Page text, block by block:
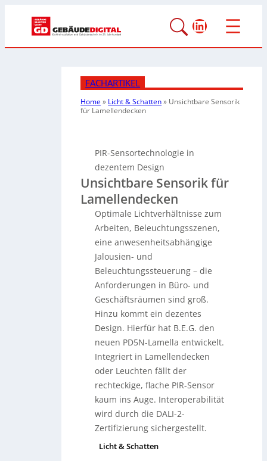
LinkedIn
FACHARTIKEL
Home» Licht & Schatten» Unsichtbare Sensorik
für Lamellendecken
PIR-Sensortechnologie in
dezentem Design
Unsichtbare Sensorik für
Lamellendecken
Optimale Lichtverhältnisse zum
Arbeiten, Beleuchtungsszenen,
eine anwesenheitsabhängige
Jalousien- und
Beleuchtungssteuerung – die
Anforderungen in Büro- und
Geschäftsräumen sind groß.
Hinzu kommt ein dezentes
Design. Hierfür hat B.E.G. den
neuen PD5N-Lamella entwickelt.
Integriert in Lamellendecken
oder Leuchten fällt der
rechteckige, flache PIR-Sensor
kaum ins Auge. Interoperabilität
wird durch die DALI-2-
Zertifizierung sichergestellt.
Licht & Schatten